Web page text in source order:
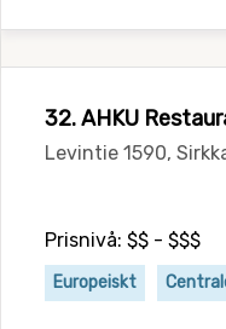
32. AHKU
Levintie 1590,
Prisnivå: $$ - $$$
Europeiskt